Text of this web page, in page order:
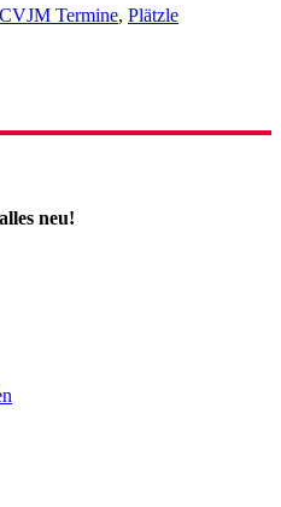
CVJM Termine, Plätzle
neu!